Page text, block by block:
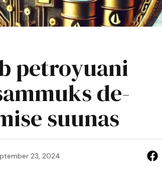
petroyuani
de-
suunas
23, 2024